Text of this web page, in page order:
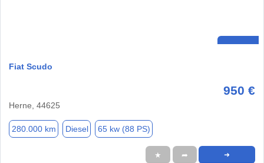
Fiat Scudo
950 €
Herne, 44625
280.000 km Diesel 65 kw (88 PS)
★ ➦ ➜